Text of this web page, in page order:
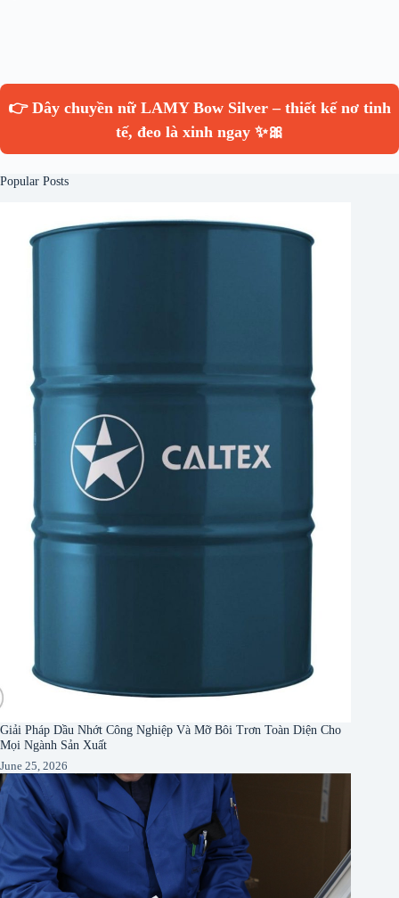
👉 Dây chuyền nữ LAMY Bow Silver – thiết kế nơ tinh
tế, đeo là xinh ngay ✨🎀
Popular Posts
Giải Pháp Dầu Nhớt Công Nghiệp Và Mỡ Bôi Trơn Toàn Diện Cho
Mọi Ngành Sản Xuất
June 25, 2026